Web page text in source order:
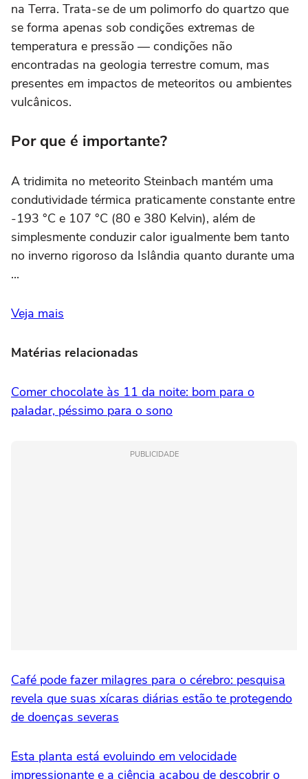
na Terra. Trata-se de um polimorfo do quartzo que
se forma apenas sob condições extremas de
temperatura e pressão — condições não
encontradas na geologia terrestre comum, mas
presentes em impactos de meteoritos ou ambientes
vulcânicos.
Por que é importante?
A tridimita no meteorito Steinbach mantém uma
condutividade térmica praticamente constante entre
-193 °C e 107 °C (80 e 380 Kelvin), além de
simplesmente conduzir calor igualmente bem tanto
no inverno rigoroso da Islândia quanto durante uma
...
Veja mais
Matérias relacionadas
Comer chocolate às 11 da noite: bom para o
paladar, péssimo para o sono
PUBLICIDADE
Café pode fazer milagres para o cérebro: pesquisa
revela que suas xícaras diárias estão te protegendo
de doenças severas
Esta planta está evoluindo em velocidade
impressionante e a ciência acabou de descobrir o